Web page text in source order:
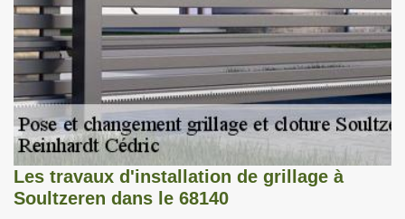
Les travaux d'installation de grillage à
Soultzeren dans le 68140